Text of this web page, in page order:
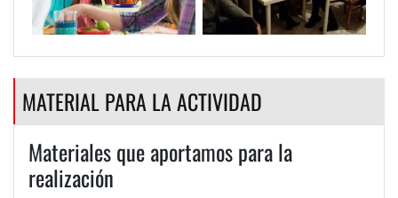
MATERIAL PARA LA ACTIVIDAD
Materiales que aportamos para la
realización